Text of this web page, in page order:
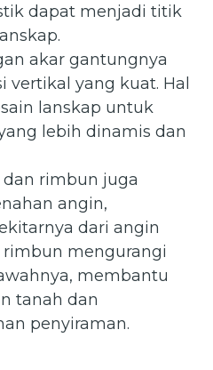
dapat menjadi titik
akar gantungnya
yang kuat. Hal
lanskap untuk
lebih dinamis dan
dan rimbun juga
angin,
dari angin
rimbun mengurangi
membantu
tanah dan
penyiraman.